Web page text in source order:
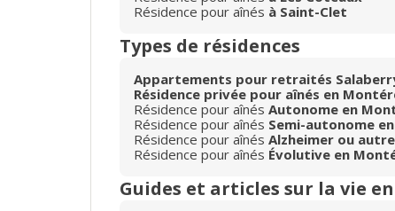
Résidence pour aînés à Saint-Clet
Types de résidences
Appartements pour retraités
Résidence privée pour aînés en
Résidence pour aînés Autonome en
Résidence pour aînés Semi-autonome
Résidence pour aînés Alzheimer ou
Résidence pour aînés Évolutive en
Guides et articles sur la vie